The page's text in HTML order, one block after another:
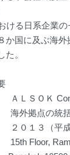
る日系企業の
か国に及ぶ海
た。
ＡＬＳＯＫ
海外拠点の統
２０１３（平
15th Floor,